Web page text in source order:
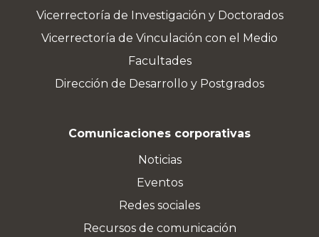
Vicerrectoría de Investigación y Doctorados
Vicerrectoría de Vinculación con el Medio
Facultades
Dirección de Desarrollo y Postgrados
Comunicaciones corporativas
Noticias
Eventos
Redes sociales
Recursos de comunicación